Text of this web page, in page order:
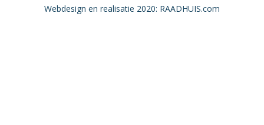
Webdesign en realisatie 2020: RAADHUIS.com